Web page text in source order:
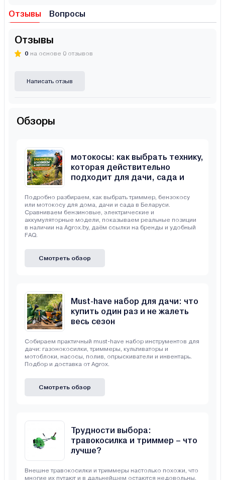
Отзывы Вопросы
Отзывы
0 на основе 0 отзывов
Написать отзыв
Обзоры
мотокосы: как выбрать технику,
которая действительно
подходит для дачи, сада и
Подробно разбираем, как выбрать триммер, бензокосу
или мотокосу для дома, дачи и сада в Беларуси.
Сравниваем бензиновые, электрические и
аккумуляторные модели, показываем реальные позиции
в наличии на Agrox.by, даём ссылки на бренды и удобный
FAQ.
Смотреть обзор
Must-have набор для дачи: что
купить один раз и не жалеть
весь сезон
Собираем практичный must-have набор инструментов для
дачи: газонокосилки, триммеры, культиваторы и
мотоблоки, насосы, полив, опрыскиватели и инвентарь.
Подбор и доставка от Agrox.
Смотреть обзор
Трудности выбора:
травокосилка и триммер – что
лучше?
Внешне травокосилки и триммеры настолько похожи, что
многие их путают и в дальнейшем остаются недовольны,